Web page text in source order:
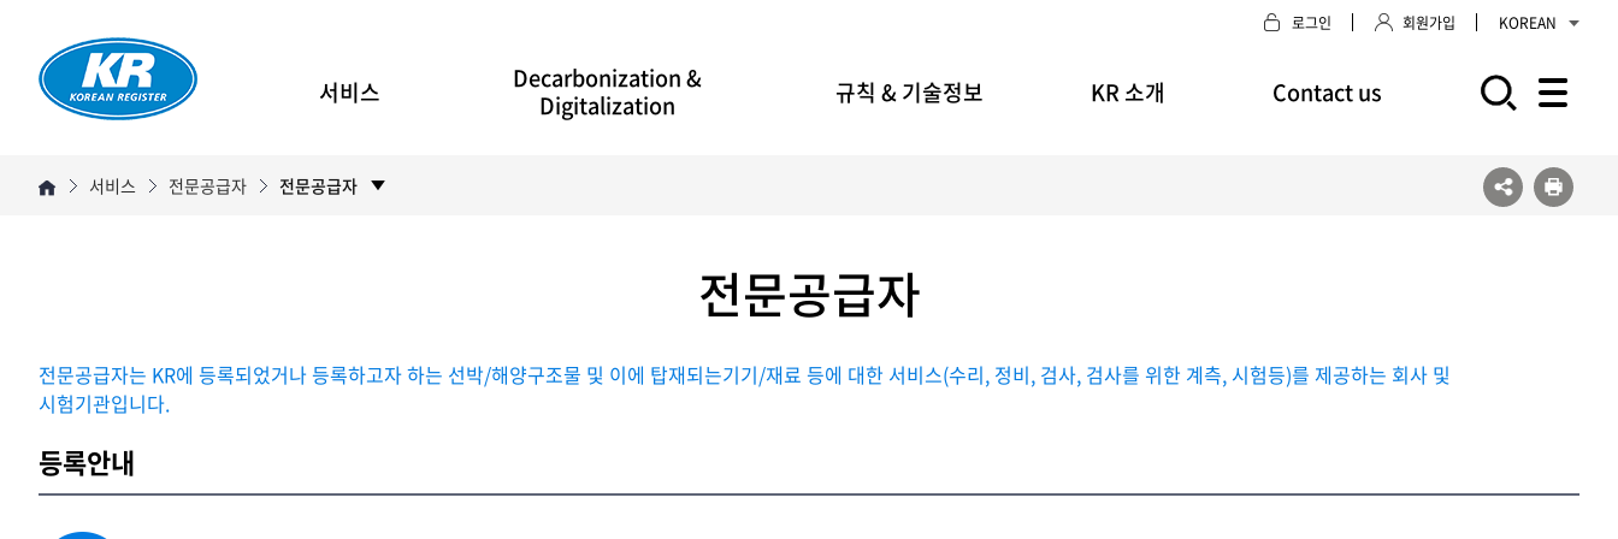
로그인 회원가입 KOREAN
서비스
Decarbonization &
Digitalization
규칙 & 기술정보 KR 소개 Contact us
서비스 전문공급자 전문공급자
전문공급자
전문공급자는 KR에 등록되었거나 등록하고자 하는 선박/해양구조물 및 이에 탑재되는기기/재료 등에 대한 서비스(수리, 정비, 검사, 검사를 위한 계측, 시험등)를 제공하는 회사 및
시험기관입니다.
등록안내